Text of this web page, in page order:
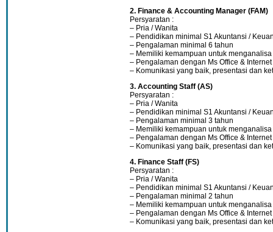
2. Finance & Accounting Manager (FAM)
Persyaratan :
– Pria / Wanita
– Pendidikan minimal S1 Akuntansi /
– Pengalaman minimal 6 tahun
– Memiliki kemampuan untuk
– Pengalaman dengan Ms Office & Internet
– Komunikasi yang baik, presentasi dan
3. Accounting Staff (AS)
Persyaratan :
– Pria / Wanita
– Pendidikan minimal S1 Akuntansi /
– Pengalaman minimal 3 tahun
– Memiliki kemampuan untuk
– Pengalaman dengan Ms Office & Internet
– Komunikasi yang baik, presentasi dan
4. Finance Staff (FS)
Persyaratan :
– Pria / Wanita
– Pendidikan minimal S1 Akuntansi /
– Pengalaman minimal 2 tahun
– Memiliki kemampuan untuk
– Pengalaman dengan Ms Office & Internet
– Komunikasi yang baik, presentasi dan